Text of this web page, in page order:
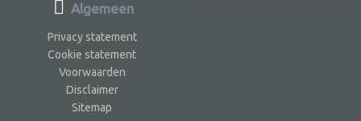
Algemeen
Privacy statement
Cookie statement
Voorwaarden
Disclaimer
Sitemap